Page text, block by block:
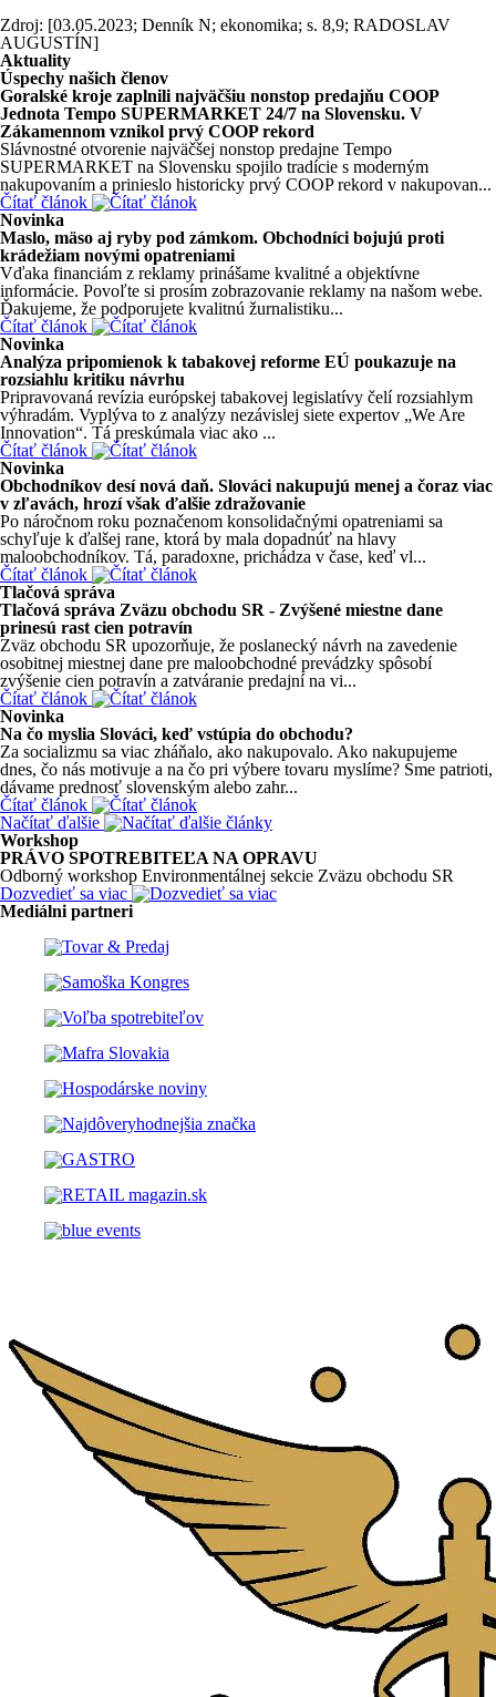
Zdroj: [03.05.2023; Denník N; ekonomika; s. 8,9; RADOSLAV
AUGUSTÍN]
Aktuality
Úspechy našich členov
Goralské kroje zaplnili najväčšiu nonstop predajňu COOP
Jednota Tempo SUPERMARKET 24/7 na Slovensku. V
Zákamennom vznikol prvý COOP rekord
Slávnostné otvorenie najväčšej nonstop predajne Tempo
SUPERMARKET na Slovensku spojilo tradície s moderným
nakupovaním a prinieslo historicky prvý COOP rekord v nakupovan...
Čítať článok
Novinka
Maslo, mäso aj ryby pod zámkom. Obchodníci bojujú proti
krádežiam novými opatreniami
Vďaka financiám z reklamy prinášame kvalitné a objektívne
informácie. Povoľte si prosím zobrazovanie reklamy na našom webe.
Ďakujeme, že podporujete kvalitnú žurnalistiku...
Čítať článok
Novinka
Analýza pripomienok k tabakovej reforme EÚ poukazuje na
rozsiahlu kritiku návrhu
Pripravovaná revízia európskej tabakovej legislatívy čelí rozsiahlym
výhradám. Vyplýva to z analýzy nezávislej siete expertov „We Are
Innovation“. Tá preskúmala viac ako ...
Čítať článok
Novinka
Obchodníkov desí nová daň. Slováci nakupujú menej a čoraz viac
v zľavách, hrozí však ďalšie zdražovanie
Po náročnom roku poznačenom konsolidačnými opatreniami sa
schyľuje k ďalšej rane, ktorá by mala dopadnúť na hlavy
maloobchodníkov. Tá, paradoxne, prichádza v čase, keď vl...
Čítať článok
Tlačová správa
Tlačová správa Zväzu obchodu SR - Zvýšené miestne dane
prinesú rast cien potravín
Zväz obchodu SR upozorňuje, že poslanecký návrh na zavedenie
osobitnej miestnej dane pre maloobchodné prevádzky spôsobí
zvýšenie cien potravín a zatváranie predajní na vi...
Čítať článok
Novinka
Na čo myslia Slováci, keď vstúpia do obchodu?
Za socializmu sa viac zháňalo, ako nakupovalo. Ako nakupujeme
dnes, čo nás motivuje a na čo pri výbere tovaru myslíme? Sme patrioti,
dávame prednosť slovenským alebo zahr...
Čítať článok
Načítať ďalšie
Workshop
PRÁVO SPOTREBITEĽA NA OPRAVU
Odborný workshop Environmentálnej sekcie Zväzu obchodu SR
Dozvedieť sa viac
Mediálni partneri